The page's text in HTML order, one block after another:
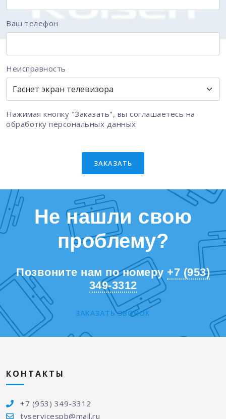
Ваш телефон
Неисправность
Нажимая кнопку "Заказать", вы соглашаетесь на
обработку персональных данных
ЗАКАЗАТЬ
Не нашли свою
проблему?
Позвоните нам по номеру +7 (953)
349-3312
ЗАКАЗАТЬ ЗВОНОК
КОНТАКТЫ
+7 (953) 349-3312
tvservicespb@mail.ru